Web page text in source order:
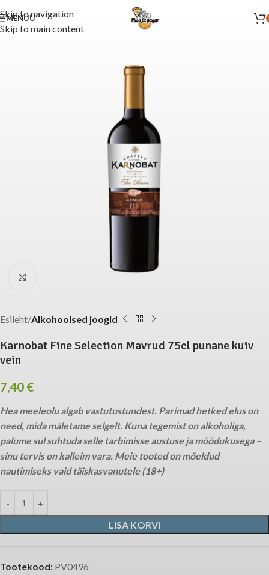
Skip to navigation
Skip to main content
MENÜÜ
Esileht Alkohoolsed joogid
Karnobat Fine Selection Mavrud 75cl punane kuiv
vein
7,40 €
Hea meeleolu algab vastutustundest. Parimad hetked elus on
need, mida mäletame selgelt. Kuna tegemist on alkoholiga,
palume sul suhtuda selle tarbimisse austuse ja mõõdukusega –
sinu tervis on kalleim vara. Meie tooted on mõeldud
nautimiseks vaid täiskasvanutele (18+)
LISA KORVI
Tootekood: PV0496